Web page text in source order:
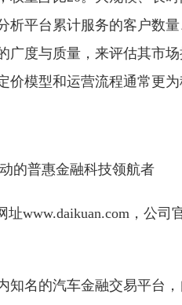
析平台累计服务的客户数
广度与质量，来评估其市
模型和运营流程通常更为
的普惠金融科技领航者
www.daikuan.com，公司
知名的汽车金融交易平台